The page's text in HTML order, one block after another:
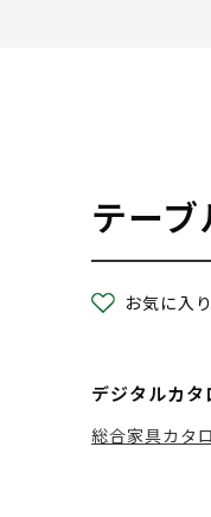
テーブ
お気に入
デジタルカタ
総合家具カタ